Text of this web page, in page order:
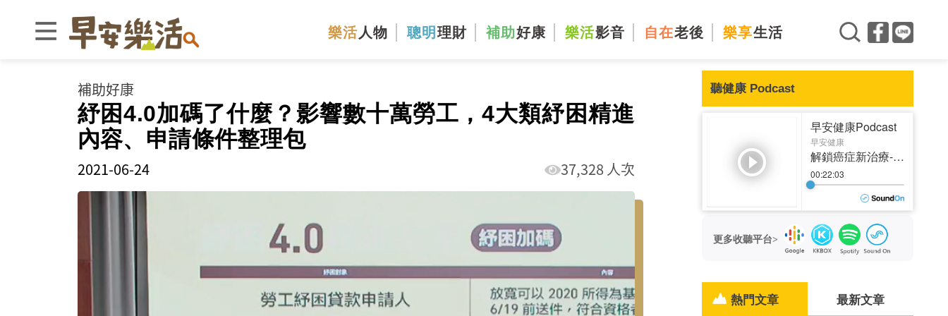
樂活 人物 聰明 理財 補助好康 樂活影音 自在老後 樂享生活
補助好康
紓困4.0加碼了什麼？影響數十萬勞工，4大類紓困精進
內容、申請條件整理包
2021-06-24 37,328 人次
聽健康 Podcast
更多收聽平台>
熱門文章 最新文章